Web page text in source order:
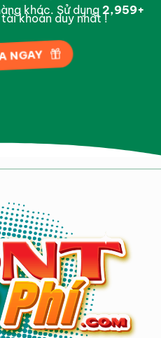
khác. Sử dụng 2,997+
khoản duy nhất !
NGAY